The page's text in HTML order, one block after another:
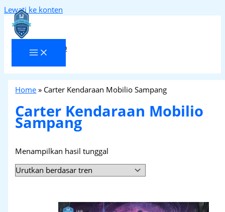
Lewati ke konten
Laja Transindo
Home » Carter Kendaraan Mobilio Sampang
Carter Kendaraan Mobilio
Sampang
Menampilkan hasil tunggal